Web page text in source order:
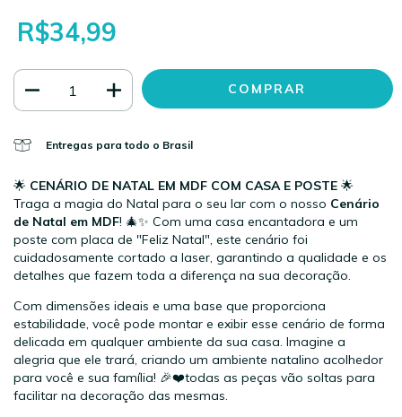
R$34,99
Entregas para todo o Brasil
🌟 CENÁRIO DE NATAL EM MDF COM CASA E POSTE 🌟
Traga a magia do Natal para o seu lar com o nosso Cenário
de Natal em MDF! 🎄✨ Com uma casa encantadora e um
poste com placa de "Feliz Natal", este cenário foi
cuidadosamente cortado a laser, garantindo a qualidade e os
detalhes que fazem toda a diferença na sua decoração.
Com dimensões ideais e uma base que proporciona
estabilidade, você pode montar e exibir esse cenário de forma
delicada em qualquer ambiente da sua casa. Imagine a
alegria que ele trará, criando um ambiente natalino acolhedor
para você e sua família! 🎉❤️todas as peças vão soltas para
facilitar na decoração das mesmas.